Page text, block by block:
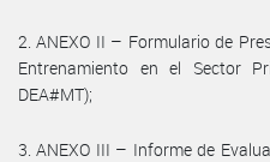
2. ANEXO II – Formulario de
Entrenamiento en el Sector
DEA#MT);
3. ANEXO III – Informe de